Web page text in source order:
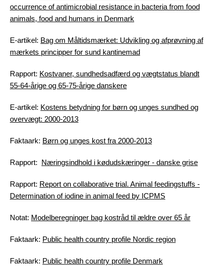
occurrence of antimicrobial resistance in bacteria from food
animals, food and humans in Denmark
E-artikel: Bag om Måltidsmærket: Udvikling og afprøvning af
mærkets principper for sund kantinemad
Rapport: Kostvaner, sundhedsadfærd og vægtstatus blandt
55-64-årige og 65-75-årige danskere
E-artikel: Kostens betydning for børn og unges sundhed og
overvægt: 2000-2013
Faktaark: Børn og unges kost fra 2000-2013
Rapport: Næringsindhold i kødudskæringer - danske grise
Rapport: Report on collaborative trial. Animal feedingstuffs -
Determination of iodine in animal feed by ICPMS
Notat: Modelberegninger bag kostråd til ældre over 65 år
Faktaark: Public health country profile Nordic region
Faktaark: Public health country profile Denmark